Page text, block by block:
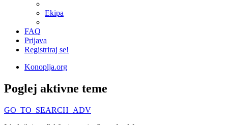
Ekipa
FAQ
Prijava
Registriraj se!
Konoplja.org
Poglej aktivne teme
GO_TO_SEARCH_ADV